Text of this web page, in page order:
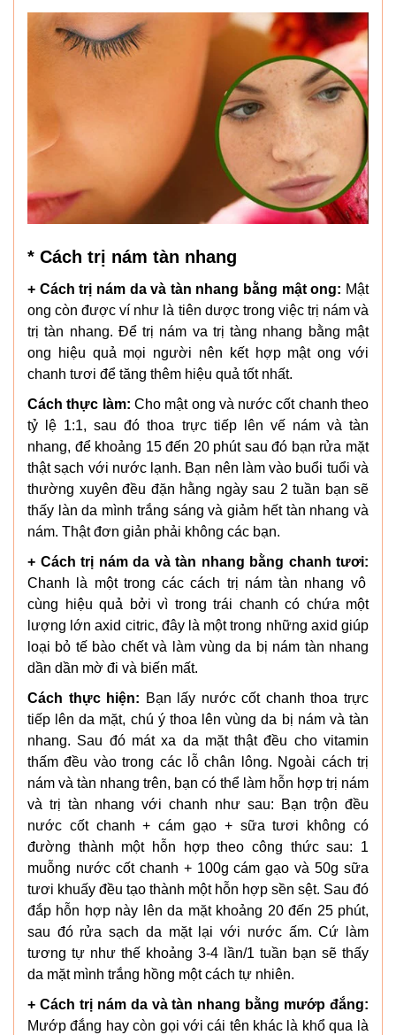
* Cách trị nám tàn nhang
+ Cách trị nám da và tàn nhang bằng mật ong: Mật
ong còn được ví như là tiên dược trong việc trị nám và
trị tàn nhang. Để trị nám va trị tàng nhang bằng mật
ong hiệu quả mọi người nên kết hợp mật ong với
chanh tươi để tăng thêm hiệu quả tốt nhất.
Cách thực làm: Cho mật ong và nước cốt chanh theo
tỷ lệ 1:1, sau đó thoa trực tiếp lên vế nám và tàn
nhang, để khoảng 15 đến 20 phút sau đó bạn rửa mặt
thật sạch với nước lạnh. Bạn nên làm vào buổi tuổi và
thường xuyên đều đặn hằng ngày sau 2 tuần bạn sẽ
thấy làn da mình trắng sáng và giảm hết tàn nhang và
nám. Thật đơn giản phải không các bạn.
+ Cách trị nám da và tàn nhang bằng chanh tươi:
Chanh là một trong các cách trị nám tàn nhang vô
cùng hiệu quả bởi vì trong trái chanh có chứa một
lượng lớn axid citric, đây là một trong những axid giúp
loại bỏ tế bào chết và làm vùng da bị nám tàn nhang
dần dần mờ đi và biến mất.
Cách thực hiện: Bạn lấy nước cốt chanh thoa trực
tiếp lên da mặt, chú ý thoa lên vùng da bị nám và tàn
nhang. Sau đó mát xa da mặt thật đều cho vitamin
thấm đều vào trong các lỗ chân lông. Ngoài cách trị
nám và tàn nhang trên, bạn có thể làm hỗn hợp trị nám
và trị tàn nhang với chanh như sau: Bạn trộn đều
nước cốt chanh + cám gạo + sữa tươi không có
đường thành một hỗn hợp theo công thức sau: 1
muỗng nước cốt chanh + 100g cám gạo và 50g sữa
tươi khuấy đều tạo thành một hỗn hợp sền sệt. Sau đó
đắp hỗn hợp này lên da mặt khoảng 20 đến 25 phút,
sau đó rửa sạch da mặt lại với nước ấm. Cứ làm
tương tự như thế khoảng 3-4 lần/1 tuần bạn sẽ thấy
da mặt mình trắng hồng một cách tự nhiên.
+ Cách trị nám da và tàn nhang bằng mướp đắng:
Mướp đắng hay còn gọi với cái tên khác là khổ qua là